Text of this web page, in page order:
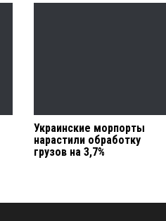
Украинские морпорты
нарастили обработку
грузов на 3,7%